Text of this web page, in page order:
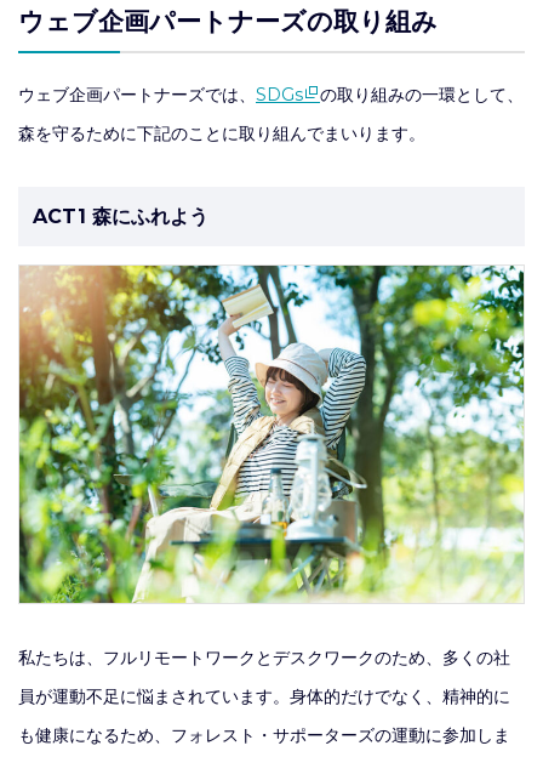
ウェブ企画パートナーズの取り組み
ウェブ企画パートナーズでは、 SDGs
の取り組みの一環として、
森を守るために下記のことに取り組んでまいります。
ACT1 森にふれよう
私たちは、フルリモートワークとデスクワークのため、多くの社
員が運動不足に悩まされています。身体的だけでなく、精神的に
も健康になるため、フォレスト・サポーターズの運動に参加しま